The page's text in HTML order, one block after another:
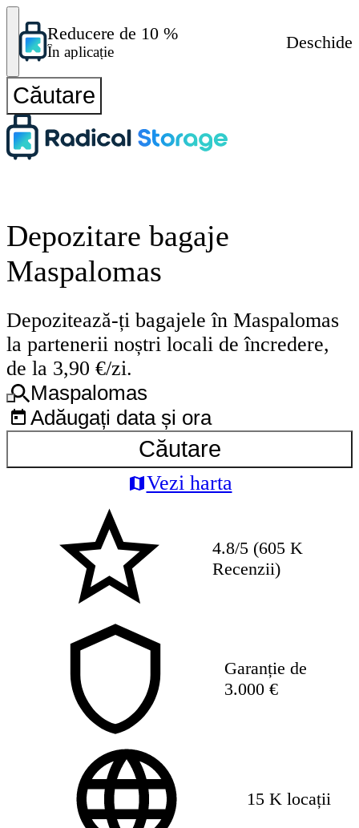
Reducere de 10 %
În aplicație
Deschide
Căutare
Depozitare bagaje
Maspalomas
Depozitează-ți bagajele în Maspalomas
la partenerii noștri locali de încredere,
de la 3,90 €/zi.
Maspalomas
Adăugați data și ora
Căutare
Vezi harta
4.8/5 (605 K
Recenzii)
Garanție de
3.000 €
15 K locații